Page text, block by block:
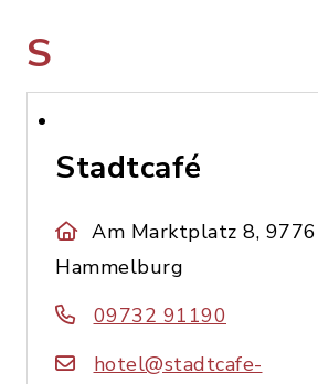
S
Stadtcafé
Am Marktplatz 8,
Hammelburg
09732 91190
hotel@stadtcafe-